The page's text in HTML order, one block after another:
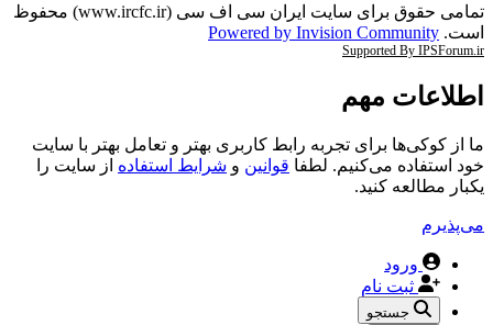
تمامی حقوق برای سایت ایران سی اف سی (www.ircfc.ir) محفوظ
است. Powered by Invision Community
Supported By IPSForum.ir
اطلاعات مهم
ما از کوکی‌ها برای تجربه رابط کاربری بهتر و تعامل بهتر با سایت
خود استفاده می‌کنیم. لطفا قوانین و شرایط استفاده از سایت را
یکبار مطالعه کنید.
می‌پذیرم
ورود
ثبت نام
جستجو